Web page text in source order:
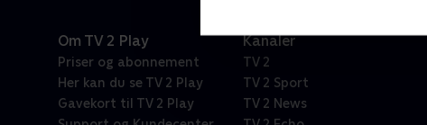
Om TV 2 Play
Priser og abonnement
Her kan du se TV 2 Play
Gavekort til TV 2 Play
Kanaler
TV 2
TV 2 Sport
TV 2 News